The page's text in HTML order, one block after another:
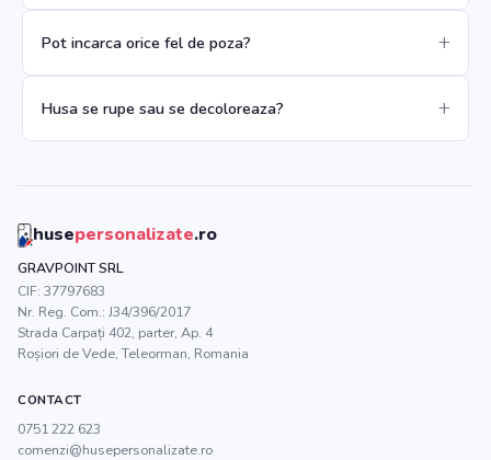
Pot incarca orice fel de poza?
Husa se rupe sau se decoloreaza?
husepersonalizate.ro
GRAVPOINT SRL
CIF: 37797683
Nr. Reg. Com.: J34/396/2017
Strada Carpați 402, parter, Ap. 4
Roșiori de Vede,Teleorman, Romania
CONTACT
0751 222 623
comenzi@husepersonalizate.ro